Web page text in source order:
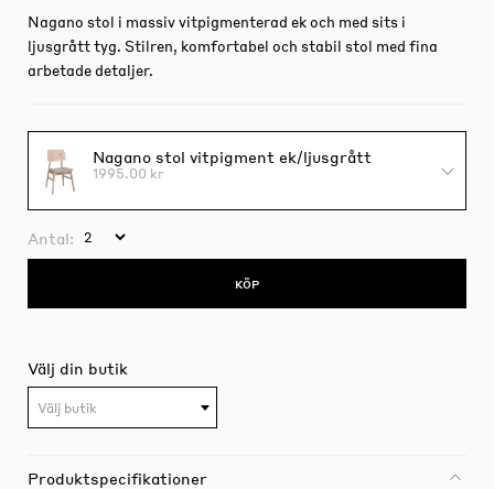
Nagano stol i massiv vitpigmenterad ek och med sits i
ljusgrått tyg. Stilren, komfortabel och stabil stol med fina
arbetade detaljer.
Nagano stol vitpigment ek/ljusgrått
1995.00 kr
Antal:
KÖP
Välj din butik
Välj butik
Produktspecifikationer